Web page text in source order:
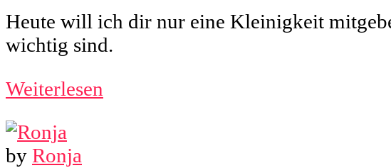
Heute will ich dir nur eine Kleinigkeit
wichtig sind.
Weiterlesen
by Ronja